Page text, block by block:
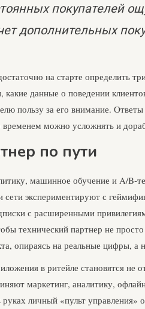
покупателей
дополнительных
на старте определить
данные о поведении
пользу за его внимание.
временем можно усложнять и
по пути
машинное обучение и A/
экспериментируют с
с расширенными
технический партнер не просто
опираясь на реальные цифры, а
в ритейле становятся не
маркетинг, аналитику,
руках личный «пульт